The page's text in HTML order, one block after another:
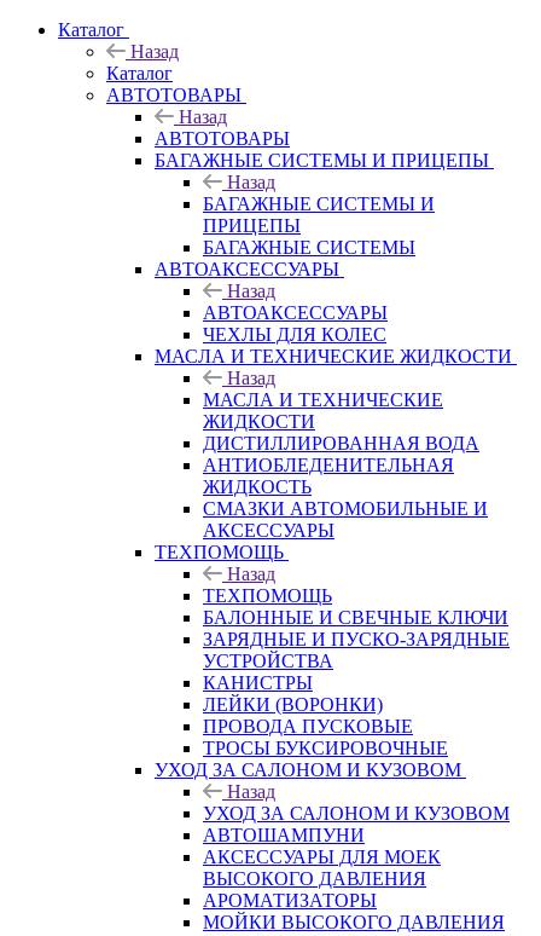
Каталог
Назад
Каталог
АВТОТОВАРЫ
Назад
АВТОТОВАРЫ
БАГАЖНЫЕ СИСТЕМЫ И ПРИЦЕПЫ
Назад
БАГАЖНЫЕ СИСТЕМЫ И
ПРИЦЕПЫ
БАГАЖНЫЕ СИСТЕМЫ
АВТОАКСЕССУАРЫ
Назад
АВТОАКСЕССУАРЫ
ЧЕХЛЫ ДЛЯ КОЛЕС
МАСЛА И ТЕХНИЧЕСКИЕ ЖИДКОСТИ
Назад
МАСЛА И ТЕХНИЧЕСКИЕ
ЖИДКОСТИ
ДИСТИЛЛИРОВАННАЯ ВОДА
АНТИОБЛЕДЕНИТЕЛЬНАЯ
ЖИДКОСТЬ
СМАЗКИ АВТОМОБИЛЬНЫЕ И
АКСЕССУАРЫ
ТЕХПОМОЩЬ
Назад
ТЕХПОМОЩЬ
БАЛОННЫЕ И СВЕЧНЫЕ КЛЮЧИ
ЗАРЯДНЫЕ И ПУСКО-ЗАРЯДНЫЕ
УСТРОЙСТВА
КАНИСТРЫ
ЛЕЙКИ (ВОРОНКИ)
ПРОВОДА ПУСКОВЫЕ
ТРОСЫ БУКСИРОВОЧНЫЕ
УХОД ЗА САЛОНОМ И КУЗОВОМ
Назад
УХОД ЗА САЛОНОМ И КУЗОВОМ
АВТОШАМПУНИ
АКСЕССУАРЫ ДЛЯ МОЕК
ВЫСОКОГО ДАВЛЕНИЯ
АРОМАТИЗАТОРЫ
МОЙКИ ВЫСОКОГО ДАВЛЕНИЯ